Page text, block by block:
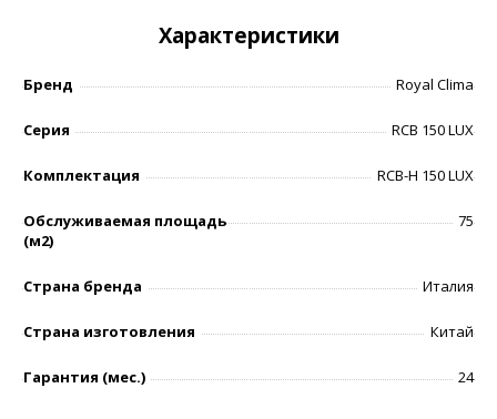
Характеристики
Бренд Royal Clima
Серия RCB 150 LUX
Комплектация RCB-H 150 LUX
Обслуживаемая площадь
(м2)
75
Страна бренда Италия
Страна изготовления Китай
Гарантия (мес.) 24